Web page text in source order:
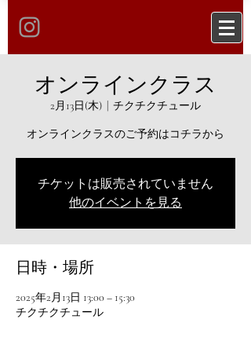
オンラインクラス
2月13日(木) チクチクチュール
オンラインクラスのご予約はコチラから
チケットは販売されていません
他のイベントを見る
日時・場所
2025年2月13日 13:00 – 15:30
チクチクチュール